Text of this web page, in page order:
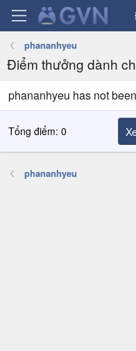
phananhyeu
Điểm thưởng dành
phananhyeu has not
Tổng điểm: 0
phananhyeu